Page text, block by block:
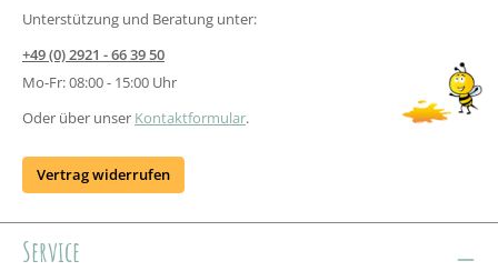
Unterstützung und Beratung unter:
+49 (0) 2921 - 66 39 50
Mo-Fr: 08:00 - 15:00 Uhr
Oder über unser Kontaktformular.
Vertrag widerrufen
Service